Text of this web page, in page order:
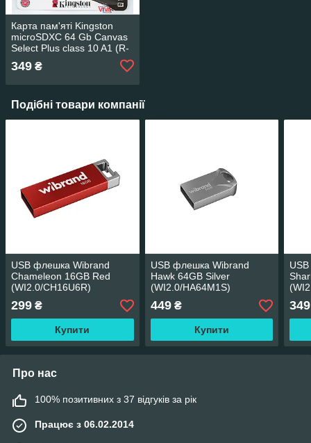
Карта пам'яті Kingston
microSDXC 64 Gb Canvas
Select Plus class 10 A1 (R-
349 ₴
Подібні товари компанії
USB флешка Wibrand
Chameleon 16GB Red
(WI2.0/CH16U6R)
299 ₴
Купити
USB флешка Wibrand
Hawk 64GB Silver
(WI2.0/HA64M1S)
449₴
Купити
349
Про нас
100% позитивних з 37 відгуків за рік
Працює з 06.02.2014